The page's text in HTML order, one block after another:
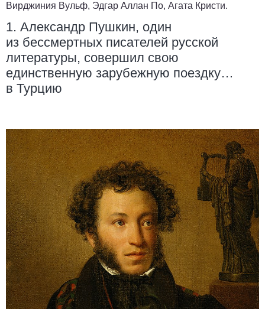
Вирджиния Вульф, Эдгар Аллан По, Агата Кристи.
1. Александр Пушкин, один
из бессмертных писателей русской
литературы, совершил свою
единственную зарубежную поездку…
в Турцию